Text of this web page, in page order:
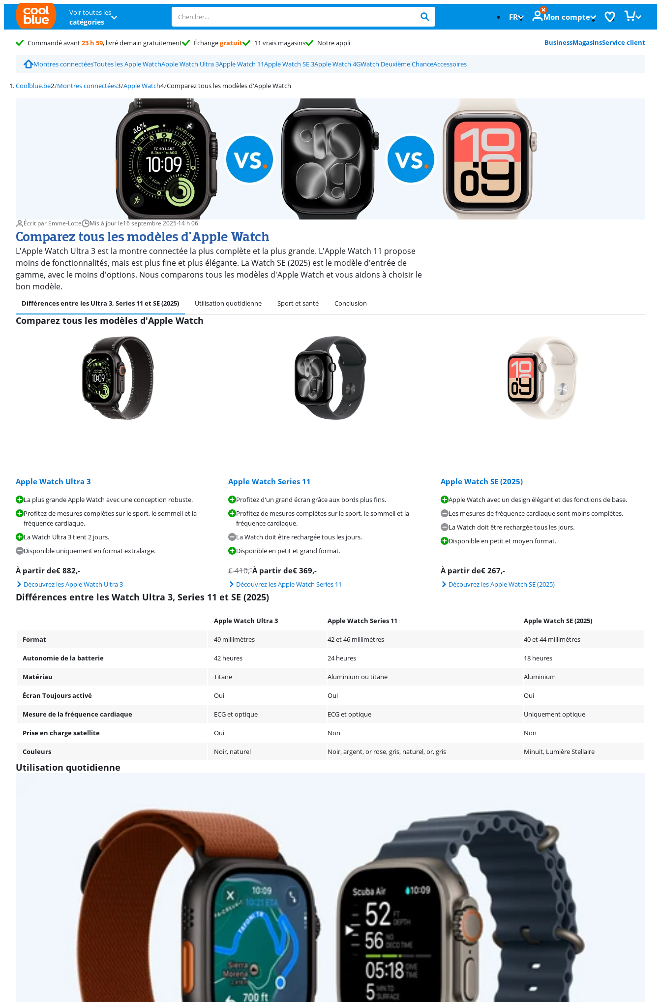
Voir toutes les
catégories FR Mon compte
Commandé avant23 h 59, livré demain gratuitement Échangegratuit 11 vrais magasins Notre appli BusinessMagasinsService client
Montres connectéesToutes les Apple WatchApple Watch Ultra 3Apple Watch 11Apple Watch SE 3Apple Watch 4GWatch Deuxième ChanceAccessoires
Coolblue.be Montres connectées Apple Watch Comparez tous les modèles d'Apple Watch
Écrit par Emme-Lotte Mis à jour le16 septembre 2025·14 h 06
Comparez tous les modèles d'Apple Watch
L'Apple Watch Ultra 3 est la montre connectée la plus complète et la plus grande. L'Apple Watch 11 propose
moins de fonctionnalités, mais est plus fine et plus élégante. La Watch SE (2025) est le modèle d'entrée de
gamme, avec le moins d'options. Nous comparons tous les modèles d'Apple Watch et vous aidons à choisir le
bon modèle.
Différences entre les Ultra 3, Series 11 et SE (2025) Utilisation quotidienne Sport et santé Conclusion
Comparez tous les modèles d'Apple Watch
Apple Watch Ultra 3
La plus grande Apple Watch avec une conception robuste.
Profitez de mesures complètes sur le sport, le sommeil et la
fréquence cardiaque.
La Watch Ultra 3 tient 2 jours.
Disponible uniquement en format extralarge.
À partir de€ 882,-
Découvrez les Apple Watch Ultra 3
Apple Watch Series 11
Profitez d'un grand écran grâce aux bords plus fins.
Profitez de mesures complètes sur le sport, le sommeil et la
fréquence cardiaque.
La Watch doit être rechargée tous les jours.
Disponible en petit et grand format.
€410,-À partir de€ 369,-
Découvrez les Apple Watch Series 11
Apple Watch SE (2025)
Apple Watch avec un design élégant et des fonctions de base.
Les mesures de fréquence cardiaque sont moins complètes.
La Watch doit être rechargée tous les jours.
Disponible en petit et moyen format.
À partir de€ 267,-
Découvrez les Apple Watch SE (2025)
Différences entre les Watch Ultra 3, Series 11 et SE (2025)
Apple Watch Ultra 3 Apple Watch Series 11 Apple Watch SE (2025)
Format 49 millimètres 42 et 46 millimètres 40 et 44 millimètres
Autonomie de la batterie 42 heures 24 heures 18 heures
Matériau Titane Aluminium ou titane Aluminium
Écran Toujours activé Oui Oui Oui
Mesure de la fréquence cardiaque ECG et optique ECG et optique Uniquement optique
Prise en charge satellite Oui Non Non
Couleurs Noir, naturel Noir, argent, or rose, gris, naturel, or, gris Minuit, Lumière Stellaire
Utilisation quotidienne